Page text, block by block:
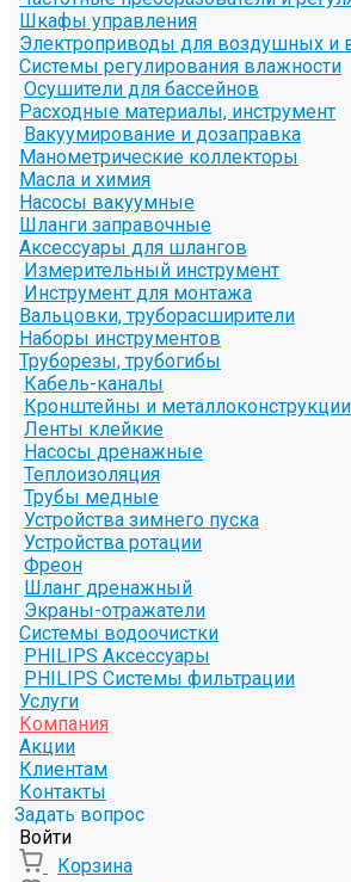
Шкафы управления
Электроприводы для воздушных и
Системы регулирования влажности
Осушители для бассейнов
Расходные материалы, инструмент
Вакуумирование и дозаправка
Манометрические коллекторы
Масла и химия
Насосы вакуумные
Шланги заправочные
Аксессуары для шлангов
Измерительный инструмент
Инструмент для монтажа
Вальцовки, труборасширители
Наборы инструментов
Труборезы, трубогибы
Кабель-каналы
Кронштейны и металлоконструкции
Ленты клейкие
Насосы дренажные
Теплоизоляция
Трубы медные
Устройства зимнего пуска
Устройства ротации
Фреон
Шланг дренажный
Экраны-отражатели
Системы водоочистки
PHILIPS Аксессуары
PHILIPS Системы фильтрации
Услуги
Компания
Акции
Клиентам
Контакты
Задать вопрос
Войти
Корзина